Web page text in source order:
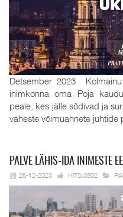
Detsember 2023
inimkonna oma Poja
peale, kes jälle sõdivad ja
väheste võimuahnete juhtide
PALVE LÄHIS-IDA INIMESTE
28-12-2023 HITS:3802